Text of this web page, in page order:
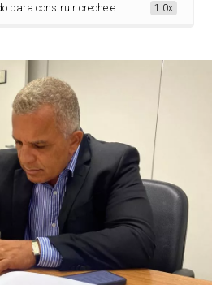
construir creche e centro tecnológico
1.0x